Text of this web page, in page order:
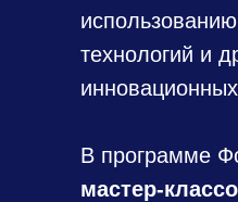
технологий и
В программе
мастер-